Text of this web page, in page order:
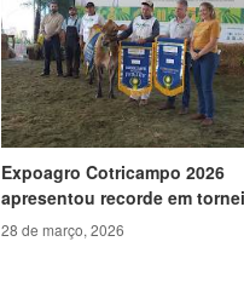
Expoagro Cotricampo 2026
apresentou recorde em
28 de março, 2026